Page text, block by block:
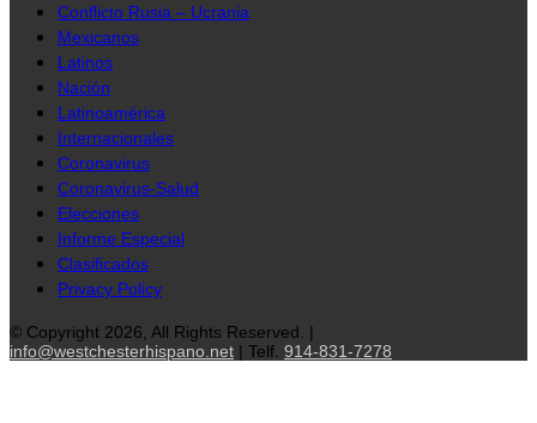
Conflicto Rusia – Ucrania
Mexicanos
Latinos
Nación
Latinoamérica
Internacionales
Coronavirus
Coronavirus-Salud
Elecciones
Informe Especial
Clasificados
Privacy Policy
© Copyright 2026, All Rights Reserved. |
info@westchesterhispano.net | Telf. 914-831-7278